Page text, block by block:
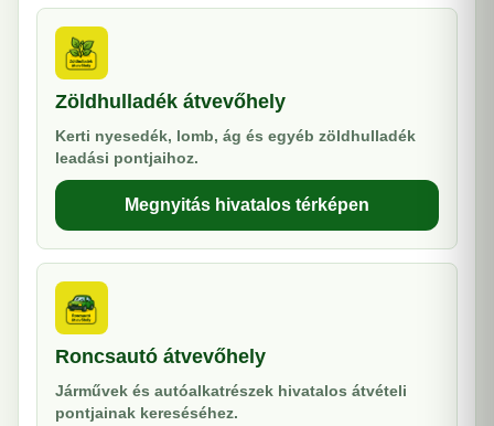
Zöldhulladék átvevőhely
Kerti nyesedék, lomb, ág és egyéb zöldhulladék
leadási pontjaihoz.
Megnyitás hivatalos térképen
Roncsautó átvevőhely
Járművek és autóalkatrészek hivatalos átvételi
pontjainak kereséséhez.